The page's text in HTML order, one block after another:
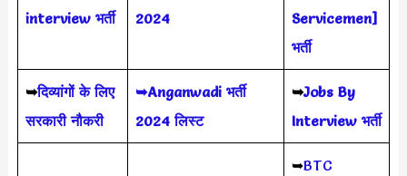
interview भर्ती
2024
Servicemen]
भर्ती
➥दिव्यांगों के लिए
सरकारी नौकरी
➥Anganwadi भर्ती
2024 लिस्ट
➥Jobs By
Interview भर्ती
➥BTC